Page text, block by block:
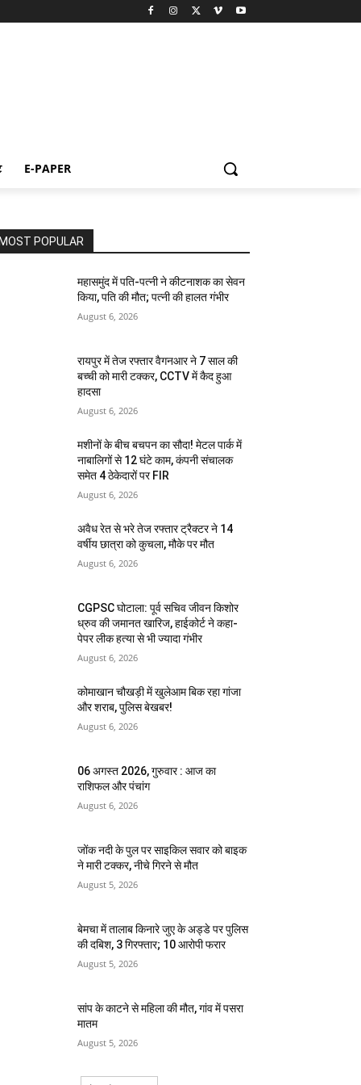
E-PAPER
MOST POPULAR
महासमुंद में पति-पत्नी ने कीटनाशक का सेवन
किया, पति की मौत; पत्नी की हालत गंभीर
August 6, 2026
रायपुर में तेज रफ्तार वैगनआर ने 7 साल की
बच्ची को मारी टक्कर, CCTV में कैद हुआ
हादसा
August 6, 2026
मशीनों के बीच बचपन का सौदा! मेटल पार्क में
नाबालिगों से 12 घंटे काम, कंपनी संचालक
समेत 4 ठेकेदारों पर FIR
August 6, 2026
अवैध रेत से भरे तेज रफ्तार ट्रैक्टर ने 14
वर्षीय छात्रा को कुचला, मौके पर मौत
August 6, 2026
CGPSC घोटाला: पूर्व सचिव जीवन किशोर
ध्रुव की जमानत खारिज, हाईकोर्ट ने कहा-
पेपर लीक हत्या से भी ज्यादा गंभीर
August 6, 2026
कोमाखान चौखड़ी में खुलेआम बिक रहा गांजा
और शराब, पुलिस बेखबर!
August 6, 2026
06 अगस्त 2026, गुरुवार : आज का
राशिफल और पंचांग
August 6, 2026
जोंक नदी के पुल पर साइकिल सवार को बाइक
ने मारी टक्कर, नीचे गिरने से मौत
August 5, 2026
बेमचा में तालाब किनारे जुए के अड्डे पर पुलिस
की दबिश, 3 गिरफ्तार; 10 आरोपी फरार
August 5, 2026
सांप के काटने से महिला की मौत, गांव में पसरा
मातम
August 5, 2026